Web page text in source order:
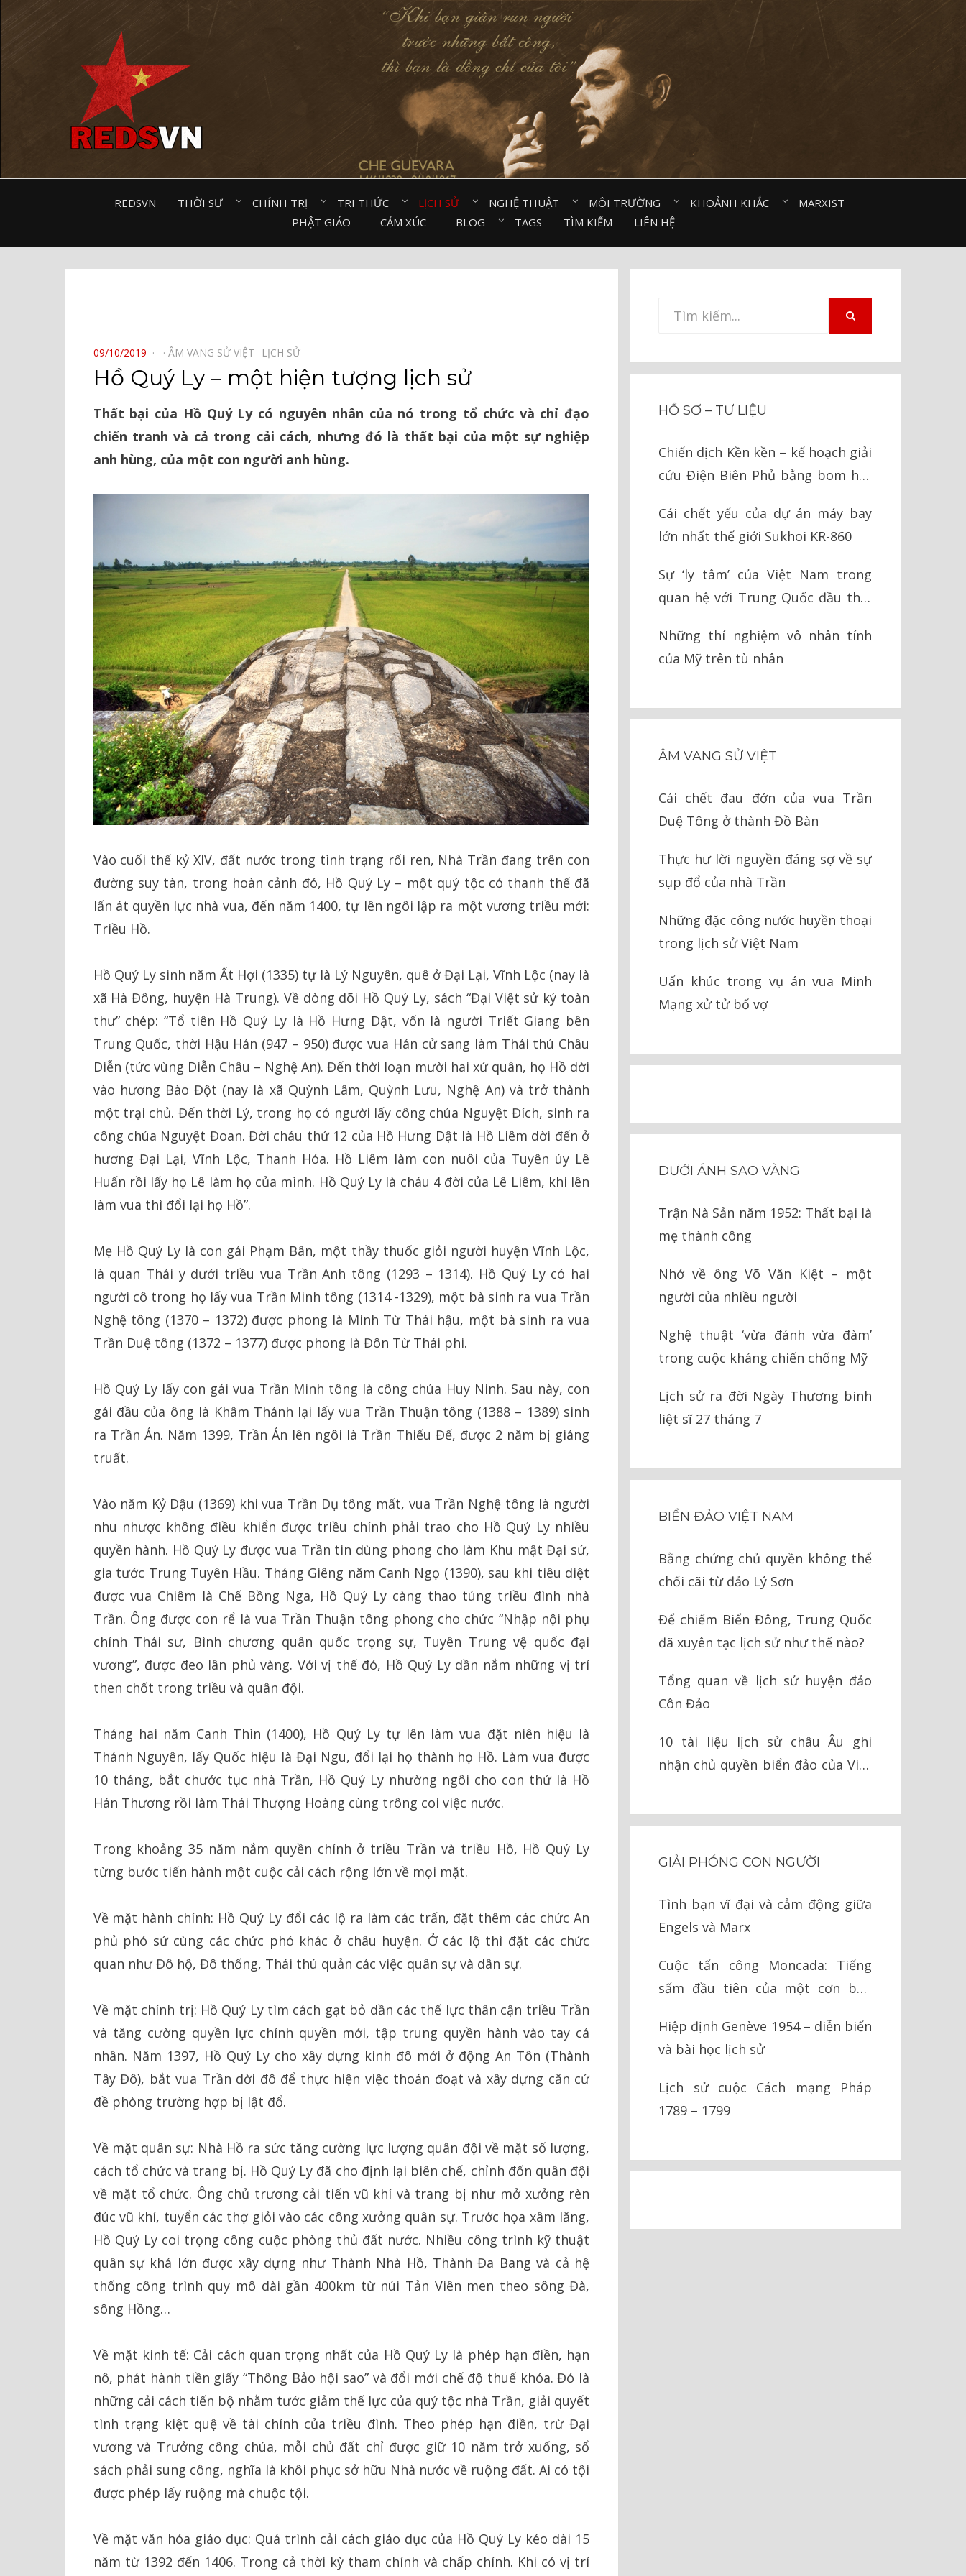
REDSVN THỜI SỰ⠀ CHÍNH TRỊ⠀ TRI THỨC⠀ LỊCH SỬ⠀ NGHỆ THUẬT⠀ MÔI TRƯỜNG⠀ KHOẢNH KHẮC⠀
MARXIST⠀
PHẬT GIÁO⠀
CẢM XÚC⠀ BLOG⠀ TAGS TÌM KIẾM LIÊN HỆ
POSTED
ON
09/10/2019 ÂM VANG SỬ VIỆT⠀ LỊCH SỬ⠀
Hồ Quý Ly – một hiện tượng lịch sử
Thất bại của Hồ Quý Ly có nguyên nhân của nó trong tổ chức và chỉ đạo
chiến tranh và cả trong cải cách, nhưng đó là thất bại của một sự nghiệp
anh hùng, của một con người anh hùng.
Vào cuối thế kỷ XIV, đất nước trong tình trạng rối ren, Nhà Trần đang trên con
đường suy tàn, trong hoàn cảnh đó, Hồ Quý Ly – một quý tộc có thanh thế đã
lấn át quyền lực nhà vua, đến năm 1400, tự lên ngôi lập ra một vương triều mới:
Triều Hồ.
Hồ Quý Ly sinh năm Ất Hợi (1335) tự là Lý Nguyên, quê ở Đại Lại, Vĩnh Lộc (nay là
xã Hà Đông, huyện Hà Trung). Về dòng dõi Hồ Quý Ly, sách “Đại Việt sử ký toàn
thư” chép: “Tổ tiên Hồ Quý Ly là Hồ Hưng Dật, vốn là người Triết Giang bên
Trung Quốc, thời Hậu Hán (947 – 950) được vua Hán cử sang làm Thái thú Châu
Diễn (tức vùng Diễn Châu – Nghệ An). Đến thời loạn mười hai xứ quân, họ Hồ dời
vào hương Bào Đột (nay là xã Quỳnh Lâm, Quỳnh Lưu, Nghệ An) và trở thành
một trại chủ. Đến thời Lý, trong họ có người lấy công chúa Nguyệt Đích, sinh ra
công chúa Nguyệt Đoan. Đời cháu thứ 12 của Hồ Hưng Dật là Hồ Liêm dời đến ở
hương Đại Lại, Vĩnh Lộc, Thanh Hóa. Hồ Liêm làm con nuôi của Tuyên úy Lê
Huấn rồi lấy họ Lê làm họ của mình. Hồ Quý Ly là cháu 4 đời của Lê Liêm, khi lên
làm vua thì đổi lại họ Hồ”.
Mẹ Hồ Quý Ly là con gái Phạm Bân, một thầy thuốc giỏi người huyện Vĩnh Lộc,
là quan Thái y dưới triều vua Trần Anh tông (1293 – 1314). Hồ Quý Ly có hai
người cô trong họ lấy vua Trần Minh tông (1314 -1329), một bà sinh ra vua Trần
Nghệ tông (1370 – 1372) được phong là Minh Từ Thái hậu, một bà sinh ra vua
Trần Duệ tông (1372 – 1377) được phong là Đôn Từ Thái phi.
Hồ Quý Ly lấy con gái vua Trần Minh tông là công chúa Huy Ninh. Sau này, con
gái đầu của ông là Khâm Thánh lại lấy vua Trần Thuận tông (1388 – 1389) sinh
ra Trần Án. Năm 1399, Trần Án lên ngôi là Trần Thiếu Đế, được 2 năm bị giáng
truất.
Vào năm Kỷ Dậu (1369) khi vua Trần Dụ tông mất, vua Trần Nghệ tông là người
nhu nhược không điều khiển được triều chính phải trao cho Hồ Quý Ly nhiều
quyền hành. Hồ Quý Ly được vua Trần tin dùng phong cho làm Khu mật Đại sứ,
gia tước Trung Tuyên Hầu. Tháng Giêng năm Canh Ngọ (1390), sau khi tiêu diệt
được vua Chiêm là Chế Bồng Nga, Hồ Quý Ly càng thao túng triều đình nhà
Trần. Ông được con rể là vua Trần Thuận tông phong cho chức “Nhập nội phụ
chính Thái sư, Bình chương quân quốc trọng sự, Tuyên Trung vệ quốc đại
vương”, được đeo lân phủ vàng. Với vị thế đó, Hồ Quý Ly dần nắm những vị trí
then chốt trong triều và quân đội.
Tháng hai năm Canh Thìn (1400), Hồ Quý Ly tự lên làm vua đặt niên hiệu là
Thánh Nguyên, lấy Quốc hiệu là Đại Ngu, đổi lại họ thành họ Hồ. Làm vua được
10 tháng, bắt chước tục nhà Trần, Hồ Quý Ly nhường ngôi cho con thứ là Hồ
Hán Thương rồi làm Thái Thượng Hoàng cùng trông coi việc nước.
Trong khoảng 35 năm nắm quyền chính ở triều Trần và triều Hồ, Hồ Quý Ly
từng bước tiến hành một cuộc cải cách rộng lớn về mọi mặt.
Về mặt hành chính: Hồ Quý Ly đổi các lộ ra làm các trấn, đặt thêm các chức An
phủ phó sứ cùng các chức phó khác ở châu huyện. Ở các lộ thì đặt các chức
quan như Đô hộ, Đô thống, Thái thú quản các việc quân sự và dân sự.
Về mặt chính trị: Hồ Quý Ly tìm cách gạt bỏ dần các thế lực thân cận triều Trần
và tăng cường quyền lực chính quyền mới, tập trung quyền hành vào tay cá
nhân. Năm 1397, Hồ Quý Ly cho xây dựng kinh đô mới ở động An Tôn (Thành
Tây Đô), bắt vua Trần dời đô để thực hiện việc thoán đoạt và xây dựng căn cứ
đề phòng trường hợp bị lật đổ.
Về mặt quân sự: Nhà Hồ ra sức tăng cường lực lượng quân đội về mặt số lượng,
cách tổ chức và trang bị. Hồ Quý Ly đã cho định lại biên chế, chỉnh đốn quân đội
về mặt tổ chức. Ông chủ trương cải tiến vũ khí và trang bị như mở xưởng rèn
đúc vũ khí, tuyển các thợ giỏi vào các công xưởng quân sự. Trước họa xâm lăng,
Hồ Quý Ly coi trọng công cuộc phòng thủ đất nước. Nhiều công trình kỹ thuật
quân sự khá lớn được xây dựng như Thành Nhà Hồ, Thành Đa Bang và cả hệ
thống công trình quy mô dài gần 400km từ núi Tản Viên men theo sông Đà,
sông Hồng…
Về mặt kinh tế: Cải cách quan trọng nhất của Hồ Quý Ly là phép hạn điền, hạn
nô, phát hành tiền giấy “Thông Bảo hội sao” và đổi mới chế độ thuế khóa. Đó là
những cải cách tiến bộ nhằm tước giảm thế lực của quý tộc nhà Trần, giải quyết
tình trạng kiệt quệ về tài chính của triều đình. Theo phép hạn điền, trừ Đại
vương và Trưởng công chúa, mỗi chủ đất chỉ được giữ 10 năm trở xuống, sổ
sách phải sung công, nghĩa là khôi phục sở hữu Nhà nước về ruộng đất. Ai có tội
được phép lấy ruộng mà chuộc tội.
Về mặt văn hóa giáo dục: Quá trình cải cách giáo dục của Hồ Quý Ly kéo dài 15
năm từ 1392 đến 1406. Trong cả thời kỳ tham chính và chấp chính. Khi có vị trí
Tìm
HỒ SƠ – TƯ LIỆU
Chiến dịch Kền kền – kế hoạch giải
cứu Điện Biên Phủ bằng bom hạt
Cái chết yểu của dự án máy bay
lớn nhất thế giới Sukhoi KR-860
Sự ‘ly tâm’ của Việt Nam trong
quan hệ với Trung Quốc đầu thời
Những thí nghiệm vô nhân tính
của Mỹ trên tù nhân
ÂM VANG SỬ VIỆT
Cái chết đau đớn của vua Trần
Duệ Tông ở thành Đồ Bàn
Thực hư lời nguyền đáng sợ về sự
sụp đổ của nhà Trần
Những đặc công nước huyền thoại
trong lịch sử Việt Nam
Uẩn khúc trong vụ án vua Minh
Mạng xử tử bố vợ
DƯỚI ÁNH SAO VÀNG
Trận Nà Sản năm 1952: Thất bại là
mẹ thành công
Nhớ về ông Võ Văn Kiệt – một
người của nhiều người
Nghệ thuật ‘vừa đánh vừa đàm’
trong cuộc kháng chiến chống Mỹ
Lịch sử ra đời Ngày Thương binh
liệt sĩ 27 tháng 7
BIỂN ĐẢO VIỆT NAM
Bằng chứng chủ quyền không thể
chối cãi từ đảo Lý Sơn
Để chiếm Biển Đông, Trung Quốc
đã xuyên tạc lịch sử như thế nào?
Tổng quan về lịch sử huyện đảo
Côn Đảo
10 tài liệu lịch sử châu Âu ghi
nhận chủ quyền biển đảo của Việt
GIẢI PHÓNG CON NGƯỜI
Tình bạn vĩ đại và cảm động giữa
Engels và Marx
Cuộc tấn công Moncada: Tiếng
sấm đầu tiên của một cơn bão
Hiệp định Genève 1954 – diễn biến
và bài học lịch sử
Lịch sử cuộc Cách mạng Pháp
1789 – 1799